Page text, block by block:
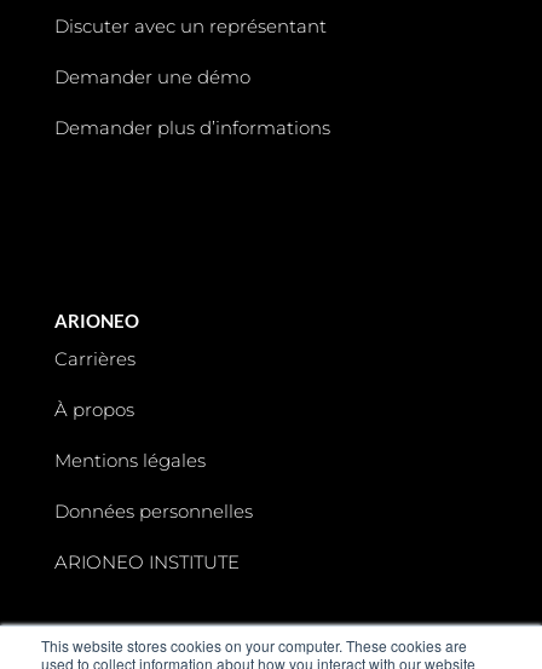
This website stores cookies on your computer. These cookies are
used to collect information about how you interact with our website
Discuter avec un représentant
Demander une démo
Demander plus d’informations
ARIONEO
Carrières
À propos
Mentions légales
Données personnelles
ARIONEO INSTITUTE